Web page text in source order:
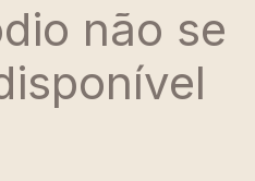
não se